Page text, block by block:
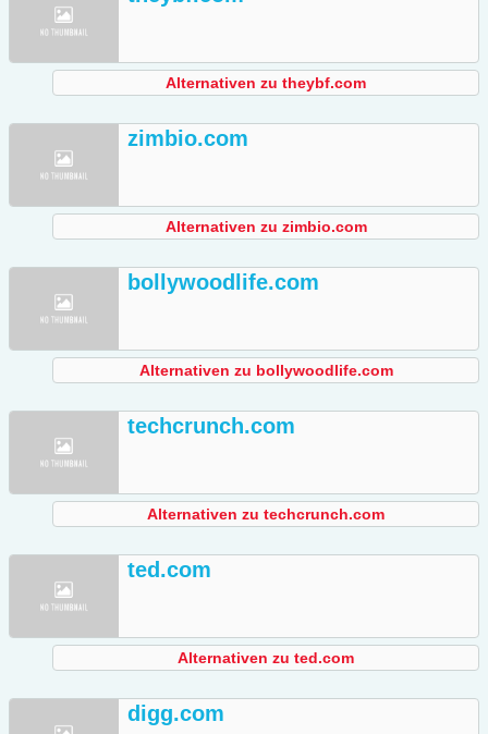
Alternativen zu theybf.com
zimbio.com
Alternativen zu zimbio.com
bollywoodlife.com
Alternativen zu bollywoodlife.com
techcrunch.com
Alternativen zu techcrunch.com
ted.com
Alternativen zu ted.com
digg.com